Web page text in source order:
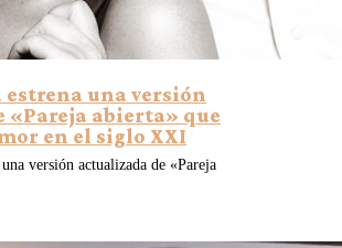
estrena una versión
«Pareja abierta» que
en el siglo XXI
versión actualizada de «Pareja